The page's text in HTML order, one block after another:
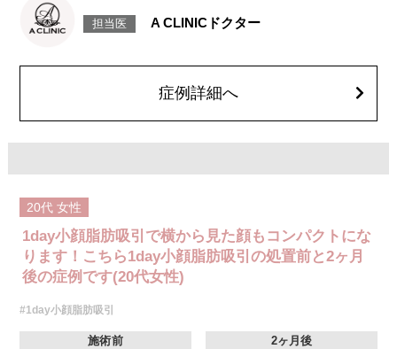
感などが術後一時的に生じることがございます。また、稀に貧血、細菌感
染症、左右差、施術箇所の知覚鈍麻、ぼこつき、硬結、瘢痕化、色素沈
顔の脂肪吸引箇所の追加 1ヶ所ごと+162,800円(税込)
オプション：笑気麻酔 3,300円(税込)
担当医 A CLINICドクター
症例詳細へ
20代 女性
1day小顔脂肪吸引で横から見た顔もコンパクトにな
ります！こちら1day小顔脂肪吸引の処置前と2ヶ月
後の症例です(20代女性)
#1day小顔脂肪吸引
施術前 2ヶ月後